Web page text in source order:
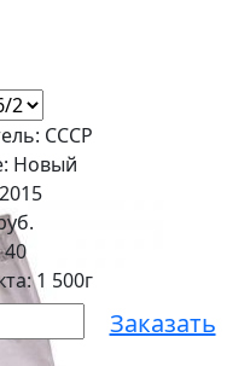
СССР
Новый
40
1 500г
Заказать